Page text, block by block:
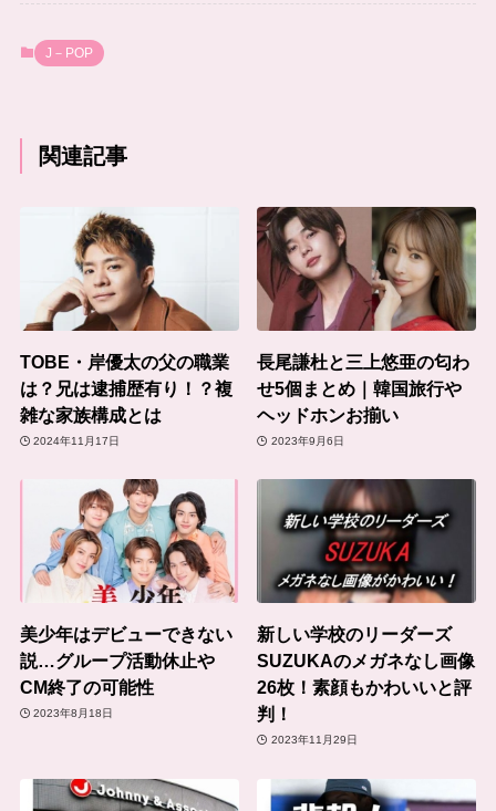
J－POP
関連記事
TOBE・岸優太の父の職業
は？兄は逮捕歴有り！？複
雑な家族構成とは
2024年11月17日
長尾謙杜と三上悠亜の匂わ
せ5個まとめ｜韓国旅行や
ヘッドホンお揃い
2023年9月6日
美少年はデビューできない
説…グループ活動休止や
CM終了の可能性
2023年8月18日
新しい学校のリーダーズ
SUZUKAのメガネなし画像
26枚！素顔もかわいいと評
判！
2023年11月29日